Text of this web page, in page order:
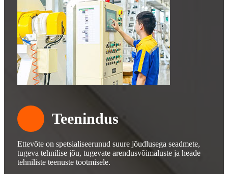
Teenindus
Ettevõte on spetsialiseerunud suure jõudlusega seadmete,
tugeva tehnilise jõu, tugevate arendusvõimaluste ja heade
tehniliste teenuste tootmisele.